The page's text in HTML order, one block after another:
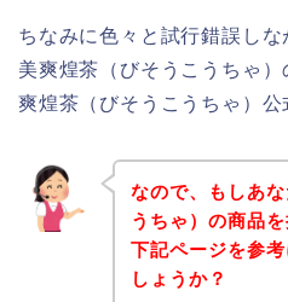
ちなみに色々と試行錯誤し
美爽煌茶（びそうこうちゃ
爽煌茶（びそうこうちゃ）公
なので、もしあ
うちゃ）の商品
下記ページを参
しょうか？